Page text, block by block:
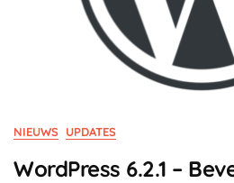
NIEUWS UPDATES
WordPress 6.2.1 –